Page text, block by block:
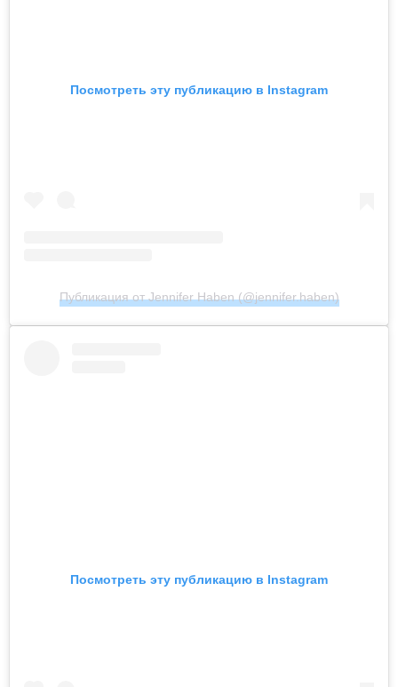
Посмотреть эту публикацию в Instagram
Публикация от Jennifer Haben (@jennifer.haben)
Посмотреть эту публикацию в Instagram